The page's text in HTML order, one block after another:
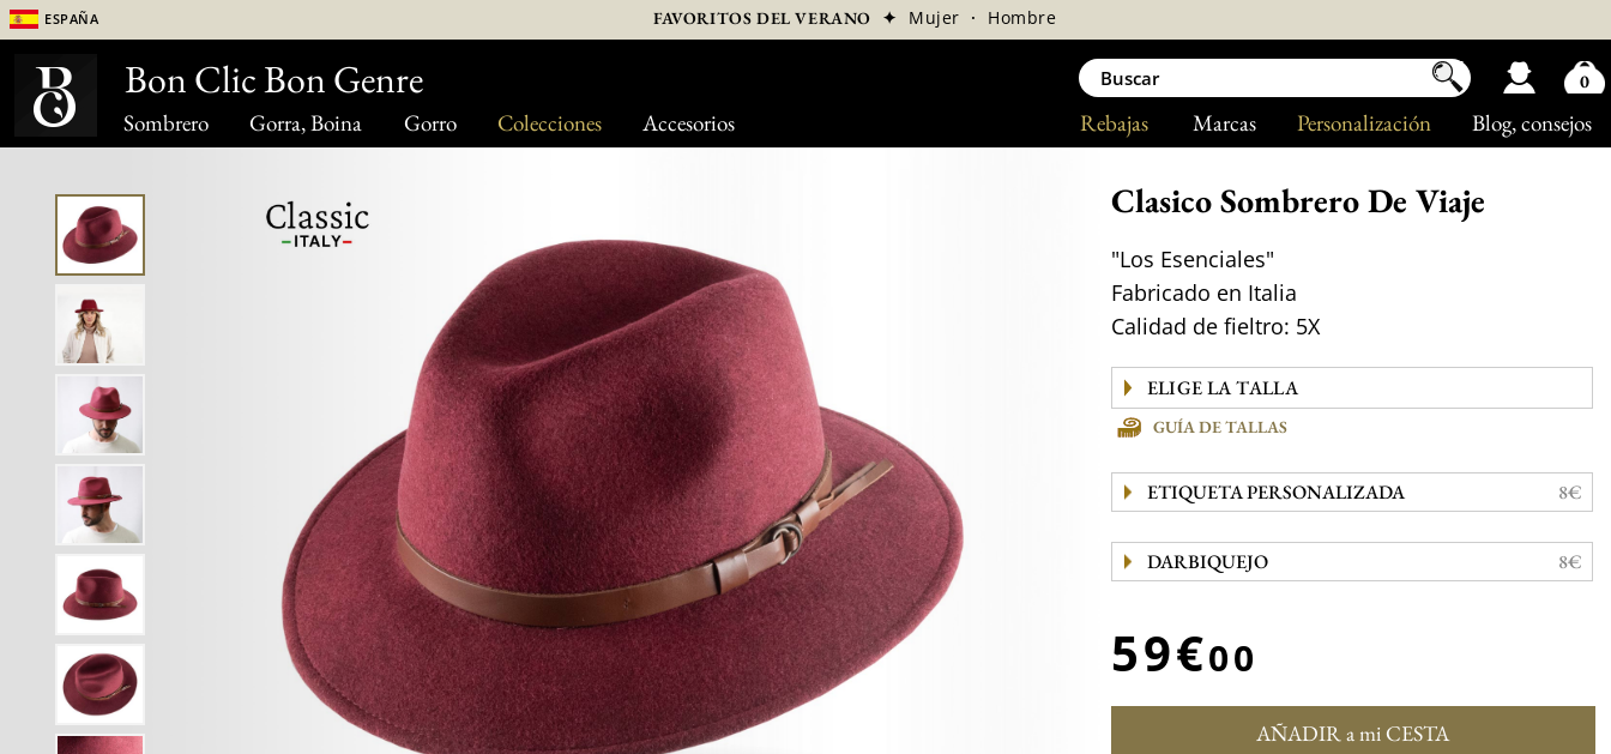
Sombrero Gorra, Boina Gorro Colecciones Accesorios Blog, consejos
Personalización
Marcas
Rebajas
España FAVORITOS DEL VERANO ✦ Mujer · Hombre
Clasico Sombrero De Viaje
"Los Esenciales"
Fabricado en Italia
Calidad de fieltro: 5X
GUÍA DE TALLAS
ETIQUETA PERSONALIZADA 8€
DARBIQUEJO 8€
59€00
AÑADIR a mi CESTA
Bon Clic Bon Genre 0